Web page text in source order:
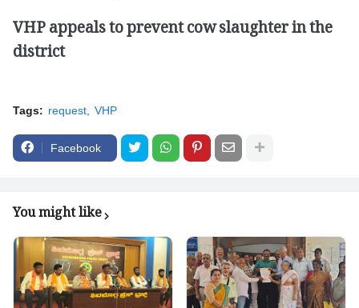
VHP appeals to prevent cow slaughter in the
district
Tags: request VHP
Facebook
You might like